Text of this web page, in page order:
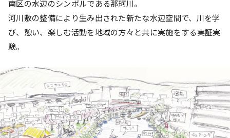
南区の水辺のシンボルである那珂川。
河川敷の整備により生み出された新たな水辺空間で、川を学
び、憩い、楽しむ活動を地域の方々と共に実施をする実証実
験。